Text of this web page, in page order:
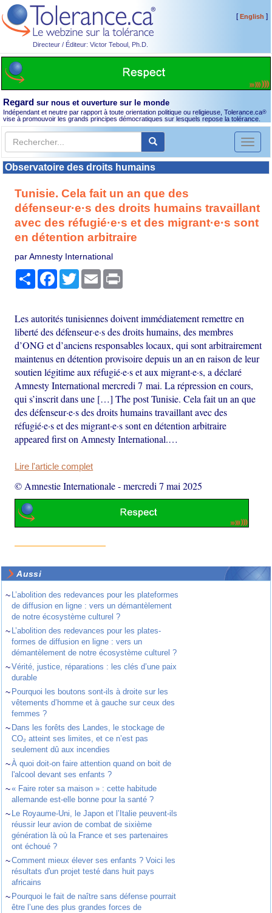
Directeur / Éditeur: Victor Teboul, Ph.D.
[English ]
Regard sur nous et ouverture sur le monde
Indépendant et neutre par rapport à toute orientation politique ou religieuse, Tolerance.ca®
vise à promouvoir les grands principes démocratiques sur lesquels repose la tolérance.
Toggle
Observatoire des droits humains
Tunisie. Cela fait un an que des
défenseur·e·s des droits humains travaillant
avec des réfugié·e·s et des migrant·e·s sont
en détention arbitraire
par Amnesty International
PartagerFacebook
TwitterEmail
Les autorités tunisiennes doivent immédiatement remettre en
liberté des défenseur·e·s des droits humains, des membres
d’ONG et d’anciens responsables locaux, qui sont arbitrairement
maintenus en détention provisoire depuis un an en raison de leur
soutien légitime aux réfugié·e·s et aux migrant·e·s, a déclaré
Amnesty International mercredi 7 mai. La répression en cours,
qui s’inscrit dans une […] The post Tunisie. Cela fait un an que
des défenseur·e·s des droits humains travaillant avec des
réfugié·e·s et des migrant·e·s sont en détention arbitraire
appeared first on Amnesty International.…
Lire l'article complet
© Amnestie Internationale-mercredi 7 mai 2025
Aussi
~ L’abolition des redevances pour les plateformes
de diffusion en ligne : vers un démantèlement
de notre écosystème culturel ?
~ L’abolition des redevances pour les plates-
formes de diffusion en ligne : vers un
démantèlement de notre écosystème culturel ?
~Vérité, justice, réparations : les clés d’une paix
durable
~ Pourquoi les boutons sont-ils à droite sur les
vêtements d’homme et à gauche sur ceux des
femmes ?
~ Dans les forêts des Landes, le stockage de
CO₂ atteint ses limites, et ce n’est pas
seulement dû aux incendies
~À quoi doit-on faire attention quand on boit de
l'alcool devant ses enfants ?
~« Faire roter sa maison » : cette habitude
allemande est-elle bonne pour la santé ?
~ Le Royaume-Uni, le Japon et l’Italie peuvent-ils
réussir leur avion de combat de sixième
génération là où la France et ses partenaires
ont échoué ?
~Comment mieux élever ses enfants ? Voici les
résultats d'un projet testé dans huit pays
africains
~ Pourquoi le fait de naître sans défense pourrait
être l’une des plus grandes forces de